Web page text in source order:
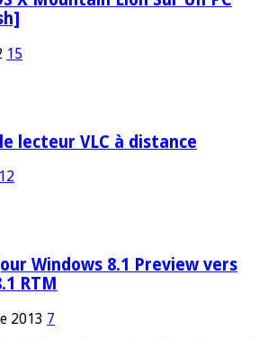
15
lecteur VLC à distance
12
Windows 8.1 Preview vers
RTM
2013 7